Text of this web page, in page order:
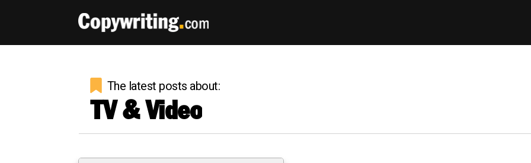
The latest posts about:
TV & Video